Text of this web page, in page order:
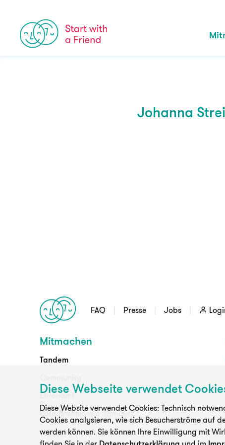
Johanna
FAQ Presse Jobs
Mitmachen
Tandem
Ehrenamt
Koordination am Standort
Diese Webseite verwendet
Diese Website verwendet Cookies: Technisch
Cookies analysieren, wie sich Besucherströme auf
werden können. Sie können Ihre Einwilligung mit